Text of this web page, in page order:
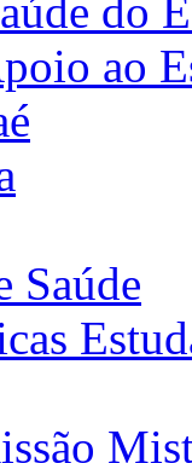
do
ao
Saúde